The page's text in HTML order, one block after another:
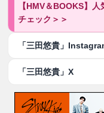
【HMV＆BOOKS】
チェック＞＞
「三田悠貴」
「三田悠貴」X